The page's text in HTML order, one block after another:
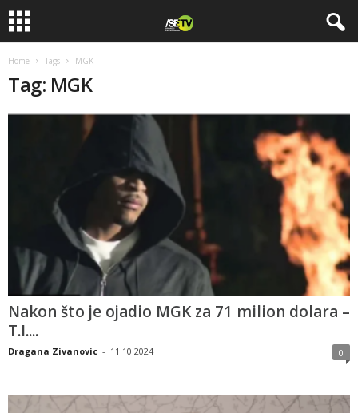
Home Tags MGK
Tag: MGK
Nakon što je ojadio MGK za 71 milion dolara –
T.I....
Dragana Zivanovic - 11.10.2024 0